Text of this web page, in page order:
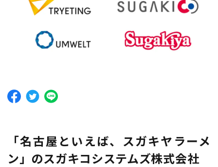
「名古屋といえば、スガキヤラーメ
ン」のスガキコシステムズ株式会社